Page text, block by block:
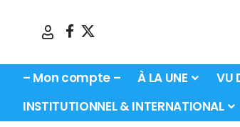
– Mon compte – À LA UNE VU
INSTITUTIONNEL & INTERNATIONAL